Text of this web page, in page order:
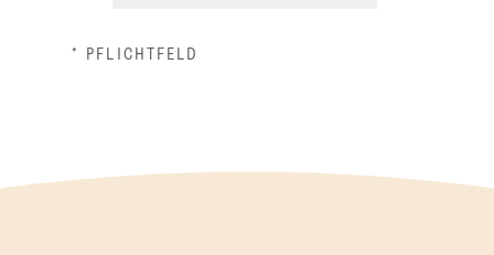
* PFLICHTFELD